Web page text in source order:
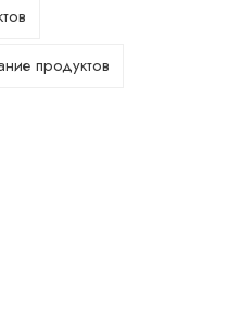
продуктов